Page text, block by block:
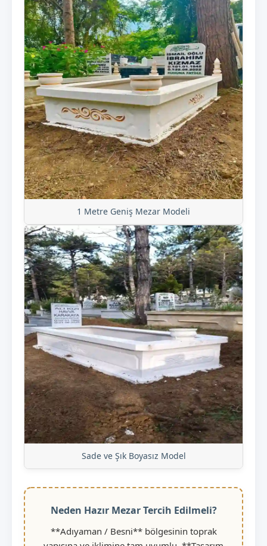
1 Metre Geniş Mezar Modeli
Sade ve Şık Boyasız Model
Neden Hazır Mezar Tercih Edilmeli?
**Adıyaman / Besni** bölgesinin toprak